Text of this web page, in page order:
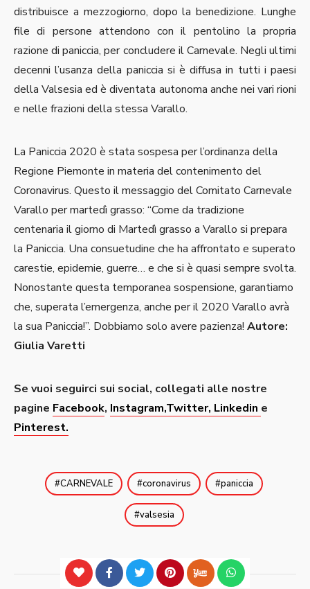
distribuisce a mezzogiorno, dopo la benedizione. Lunghe
file di persone attendono con il pentolino la propria
razione di paniccia, per concludere il Carnevale. Negli ultimi
decenni l’usanza della paniccia si è diffusa in tutti i paesi
della Valsesia ed è diventata autonoma anche nei vari rioni
e nelle frazioni della stessa Varallo.
La Paniccia 2020 è stata sospesa per l’ordinanza della
Regione Piemonte in materia del contenimento del
Coronavirus. Questo il messaggio del Comitato Carnevale
Varallo per martedì grasso: “Come da tradizione
centenaria il giorno di Martedì grasso a Varallo si prepara
la Paniccia. Una consuetudine che ha affrontato e superato
carestie, epidemie, guerre… e che si è quasi sempre svolta.
Nonostante questa temporanea sospensione, garantiamo
che, superata l’emergenza, anche per il 2020 Varallo avrà
la sua Paniccia!”. Dobbiamo solo avere pazienza! Autore:
Giulia Varetti
Se vuoi seguirci sui social, collegati alle nostre
pagine Facebook, Instagram,Twitter, Linkedin e
Pinterest.
CARNEVALE coronavirus paniccia
valsesia